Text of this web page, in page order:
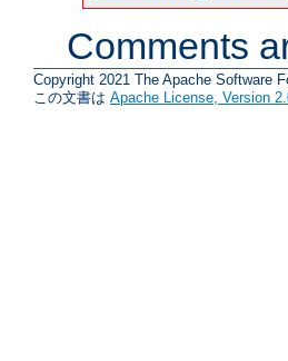
Comments
Copyright 2021 The Apache Software
この文書は Apache License, Version